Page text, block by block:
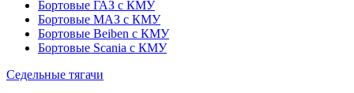
Бортовые ГАЗ с КМУ
Бортовые МАЗ с КМУ
Бортовые Beiben с КМУ
Бортовые Scania с КМУ
Седельные тягачи